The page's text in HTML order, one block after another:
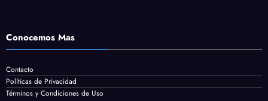
Conocemos Mas
Contacto
Políticas de Privacidad
Términos y Condiciones de Uso